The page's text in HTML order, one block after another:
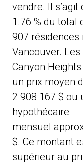
vendre. Il s’agit
1.76 % du total
907 résidences
Vancouver.
Canyon
un prix moyen
2 908 167 $ ou
hypothécaire
mensuel
$. Ce montant
supérieur au